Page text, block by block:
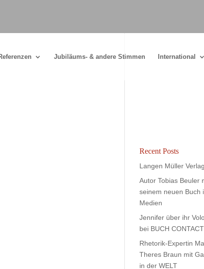
Jubiläums- & andere Stimmen International
Recent Posts
Langen Müller Verlag
Autor Tobias Beuler
seinem neuen Buch
Medien
Jennifer über ihr
bei BUCH CONTACT
Rhetorik-Expertin
Theres Braun mit
in der WELT